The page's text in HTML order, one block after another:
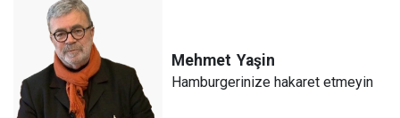
Mehmet Yaşin
Hamburgerinize hakaret etmeyin